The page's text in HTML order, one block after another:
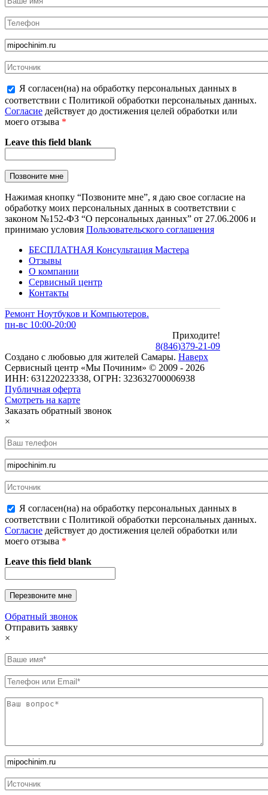
Я согласен(на) на обработку персональных данных в
соответствии с Политикой обработки персональных данных.
Согласие действует до достижения целей обработки или
моего отзыва *
Leave this field blank
Нажимая кнопку “Позвоните мне”, я даю свое согласие на
обработку моих персональных данных в соответствии с
законом №152-ФЗ “О персональных данных” от 27.06.2006 и
принимаю условия Пользовательского соглашения
БЕСПЛАТНАЯ Консультация Мастера
Отзывы
О компании
Сервисный центр
Контакты
Ремонт Ноутбуков и Компьютеров.
пн-вс 10:00-20:00
Приходите!
8(846)379-21-09
Создано с любовью для жителей Самары. Наверх
Сервисный центр «Мы Починим» © 2009 - 2026
ИНН: 631220223338, ОГРН: 323632700006938
Публичная оферта
Смотреть на карте
Заказать обратный звонок
×
Я согласен(на) на обработку персональных данных в
соответствии с Политикой обработки персональных данных.
Согласие действует до достижения целей обработки или
моего отзыва *
Leave this field blank
Обратный звонок
Отправить заявку
×